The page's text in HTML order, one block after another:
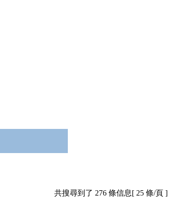
共搜尋到了 276 條信息[ 25 條/頁 ]